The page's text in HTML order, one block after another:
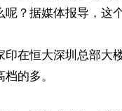
？据媒体报导，这
在恒大深圳总部大
的多。